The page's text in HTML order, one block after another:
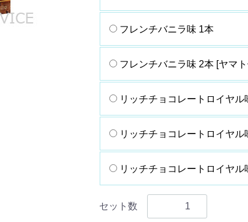
フレンチバニラ味 1本
フレンチバニラ味 2本 [ヤマト
リッチチョコレートロイヤル
リッチチョコレートロイヤル
リッチチョコレートロイヤル
セット数